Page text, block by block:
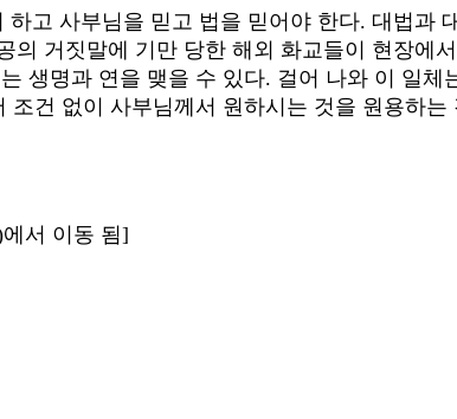
고 사부님을 믿고 법을 믿어야 한다. 대법과
거짓말에 기만 당한 해외 화교들이 현장에
생명과 연을 맺을 수 있다. 걸어 나와 이 일
건 없이 사부님께서 원하시는 것을 원용하
서 이동 됨]